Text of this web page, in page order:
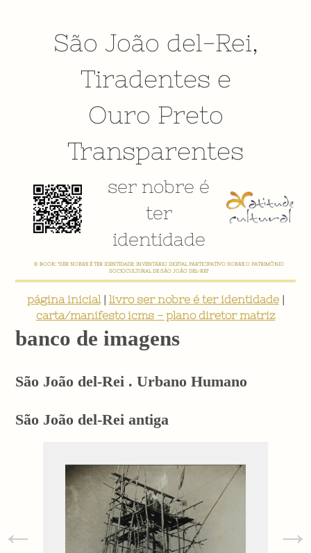
São João del-Rei,
Tiradentes e
Ouro Preto
Transparentes
ser nobre é
ter
identidade
E-BOOK: "SER NOBRE É TER IDENTIDADE: INVENTÁRIO DIGITAL PARTICIPATIVO SOBRE O PATRIMÔNIO
SOCIOCULTURAL DE SÃO JOÃO DEL-REI"
página inicial| livro ser nobre é ter identidade|
carta/manifesto icms - plano diretor matriz
banco de imagens
São João del-Rei . Urbano Humano
São João del-Rei antiga
← →